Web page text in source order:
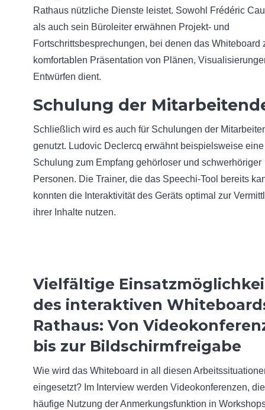
Rathaus nützliche Dienste leistet. Sowohl Frédéric
als auch sein Büroleiter erwähnen Projekt- und
Fortschrittsbesprechungen, bei denen das Whiteboard
komfortablen Präsentation von Plänen,
Entwürfen dient.
Schulung der
Schließlich wird es auch für Schulungen der
genutzt. Ludovic Declercq erwähnt beispielsweise eine
Schulung zum Empfang gehörloser und schwerhöriger
Personen. Die Trainer, die das Speechi-Tool bereits
konnten die Interaktivität des Geräts optimal zur
ihrer Inhalte nutzen.
Vielfältige
des interaktiven
Rathaus: Von
bis zur Bildschirmfreigabe
Wie wird das Whiteboard in all diesen
eingesetzt? Im Interview werden Videokonferenzen, die
häufige Nutzung der Anmerkungsfunktion in